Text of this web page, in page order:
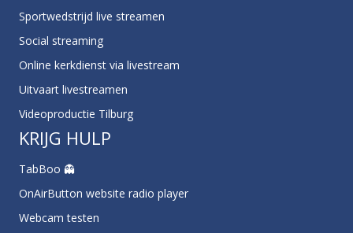
Sportwedstrijd live streamen
Social streaming
Online kerkdienst via livestream
Uitvaart livestreamen
Videoproductie Tilburg
KRIJG HULP
TabBoo 👻
OnAirButton website radio player
Webcam testen